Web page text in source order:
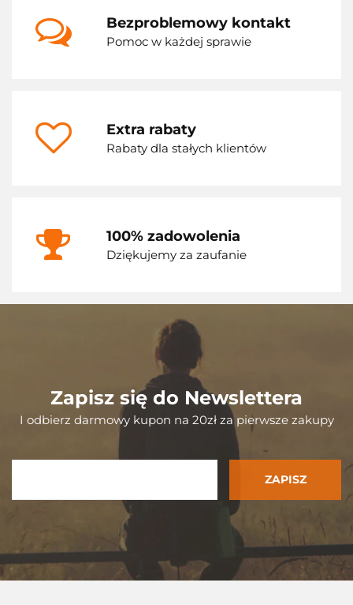
Bezproblemowy kontakt
Pomoc w każdej sprawie
Extra rabaty
Rabaty dla stałych klientów
100% zadowolenia
Dziękujemy za zaufanie
Zapisz się do Newslettera
I odbierz darmowy kupon na 20zł za pierwsze zakupy